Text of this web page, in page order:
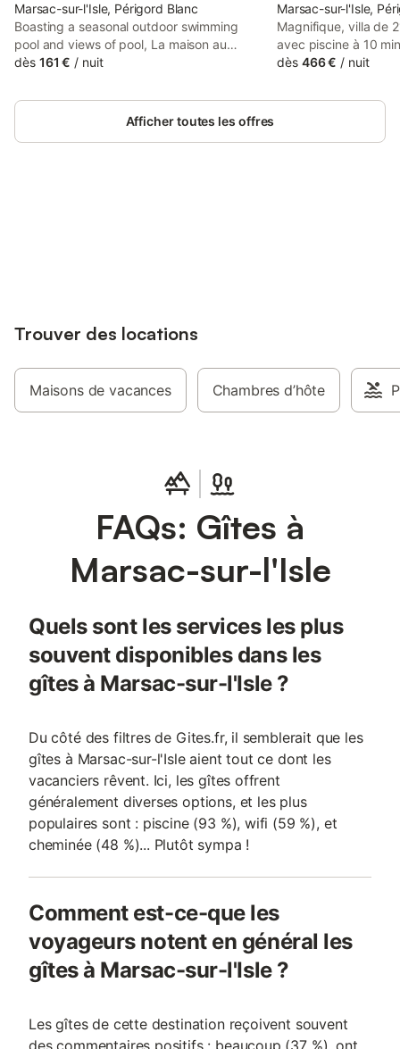
Marsac-sur-l'Isle, Périgord Blanc
Boasting a seasonal outdoor swimming
pool and views of pool, La maison au
cèdre is a bed and breakfast set in a
from Périgueux Golf Course.
dès 161 € / nuit
Marsac-sur-l'Isle,
Magnifique, villa de
avec piscine à 10
dans un quartier
entièrement
dès 466 € / nuit
Afficher toutes les offres
Trouver des locations
Maisons de vacances Chambres d’hôte
FAQs: Gîtes à
Marsac-sur-l'Isle
Quels sont les services les plus
souvent disponibles dans les
gîtes à Marsac-sur-l'Isle ?
Du côté des filtres de Gites.fr, il semblerait que les
gîtes à Marsac-sur-l'Isle aient tout ce dont les
vacanciers rêvent. Ici, les gîtes offrent
généralement diverses options, et les plus
populaires sont : piscine (93 %), wifi (59 %), et
cheminée (48 %)... Plutôt sympa !
Comment est-ce-que les
voyageurs notent en général les
gîtes à Marsac-sur-l'Isle ?
Les gîtes de cette destination reçoivent souvent
des commentaires positifs : beaucoup (37 %), ont